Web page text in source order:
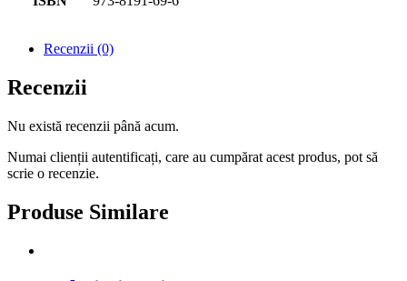
Recenzii (0)
Recenzii
Nu există recenzii până acum.
Numai clienții autentificați, care au cumpărat acest produs, pot să
scrie o recenzie.
Produse Similare